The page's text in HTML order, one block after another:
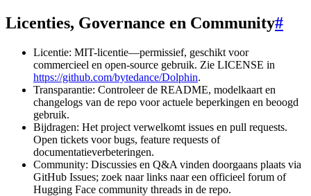
Licenties, Governance en Community#
Licentie: MIT-licentie—permissief, geschikt voor
commercieel en open-source gebruik. Zie LICENSE in
https://github.com/bytedance/Dolphin.
Transparantie: Controleer de README, modelkaart en
changelogs van de repo voor actuele beperkingen en beoogd
gebruik.
Bijdragen: Het project verwelkomt issues en pull requests.
Open tickets voor bugs, feature requests of
documentatieverbeteringen.
Community: Discussies en Q&A vinden doorgaans plaats via
GitHub Issues; zoek naar links naar een officieel forum of
Hugging Face community threads in de repo.